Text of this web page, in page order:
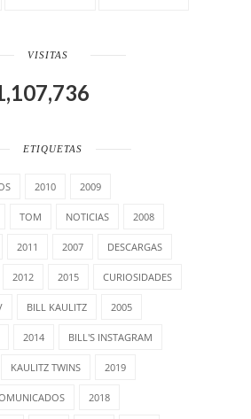
VISITAS
ETIQUETAS
2010 2009
TOM NOTICIAS 2008
2011 2007 DESCARGAS
2012 2015 CURIOSIDADES
BILL KAULITZ 2005
2014 BILL'S INSTAGRAM
KAULITZ TWINS 2019
2018